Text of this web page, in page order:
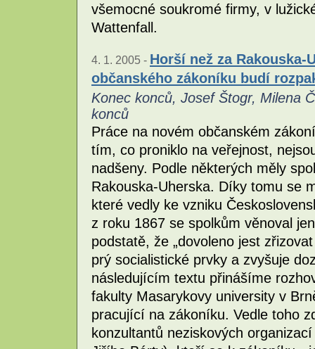
všemocné soukromé firmy, v
Wattenfall.
4. 1. 2005 - Horší než za Rakouska-
občanského zákoníku budí
Konec konců, Josef Štogr, Milena
konců
Práce na novém občanském
tím, co proniklo na veřejnost,
nadšeny. Podle některých měly
Rakouska-Uherska. Díky tomu se
které vedly ke vzniku
z roku 1867 se spolkům věnoval
podstatě, že „dovoleno jest
prý socialistické prvky a zvyšuje
následujícím textu přinášíme
fakulty Masarykovy university v
pracující na zákoníku. Vedle toho
konzultantů neziskových